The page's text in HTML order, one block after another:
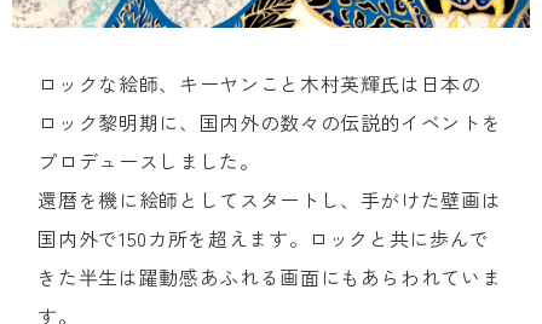
ロックな絵師、キーヤンこと木村英輝氏は日本の
ロック黎明期に、国内外の数々の伝説的イベントを
プロデュースしました。
還暦を機に絵師としてスタートし、手がけた壁画は
国内外で150カ所を超えます。ロックと共に歩んで
きた半生は躍動感あふれる画面にもあらわれていま
す。